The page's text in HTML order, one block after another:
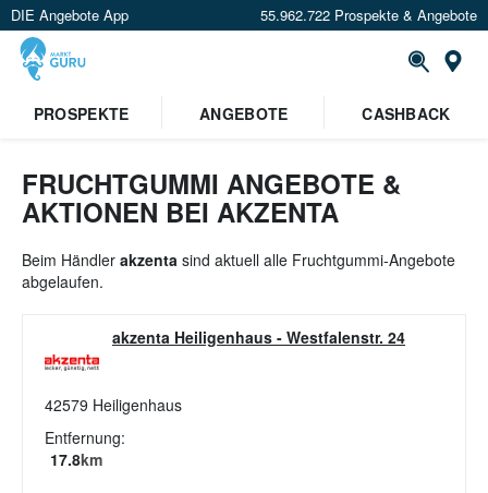
DIE Angebote App 55.962.722 Prospekte & Angebote
Standort festlegen
PROSPEKTE ANGEBOTE CASHBACK
FRUCHTGUMMI ANGEBOTE &
AKTIONEN BEI AKZENTA
Beim Händler akzenta sind aktuell alle Fruchtgummi-Angebote
abgelaufen.
akzenta Heiligenhaus - Westfalenstr. 24
42579 Heiligenhaus
Entfernung:
17.8km